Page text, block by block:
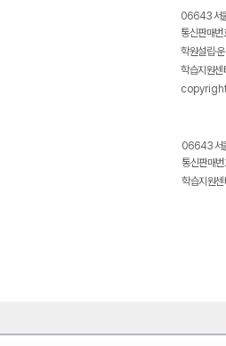
06643 서
통신판매
학원설립·
학습지원
06643 서
통신판매
학습지원